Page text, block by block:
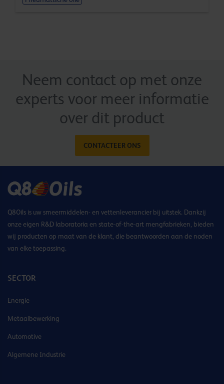
Neem contact op met onze
experts voor meer informatie
over dit product
CONTACTEER ONS
Q8Oils is uw smeermiddelen- en vettenleverancier bij uitstek. Dankzij
onze eigen R&D laboratoria en state-of-the-art mengfabrieken, bieden
wij producten op maat van de klant, die beantwoorden aan de noden
van elke toepassing.
SECTOR
Energie
Metaalbewerking
Automotive
Algemene Industrie